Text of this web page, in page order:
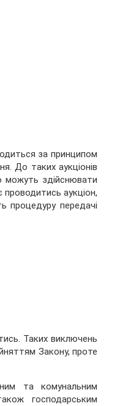
за принципом
До таких аукціонів
можуть здійснювати
проводитись аукціон,
процедуру передачі
Таких виключень
Закону, проте
та комунальним
господарським